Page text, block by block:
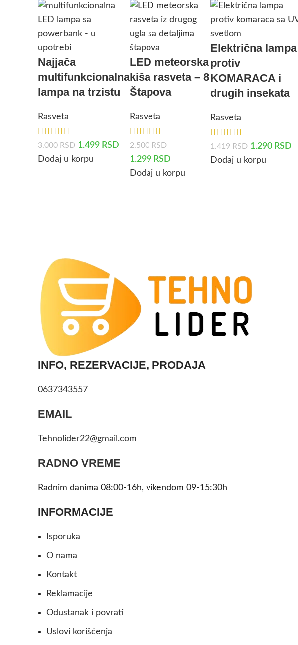
Najjača
multifunkcionalna
lampa na trzistu
Rasveta
3.000RSD 1.499 RSD
Dodaj u korpu
LED meteorska
kiša rasveta – 8
Štapova
Rasveta
2.500RSD
1.299 RSD
Dodaj u korpu
Električna lampa
protiv
KOMARACA i
drugih insekata
Rasveta
1.419RSD 1.290 RSD
Dodaj u korpu
INFO, REZERVACIJE, PRODAJA
0637343557
EMAIL
Tehnolider22@gmail.com
RADNO VREME
Radnim danima 08:00-16h, vikendom 09-15:30h
INFORMACIJE
Isporuka
O nama
Kontakt
Reklamacije
Odustanak i povrati
Uslovi korišćenja